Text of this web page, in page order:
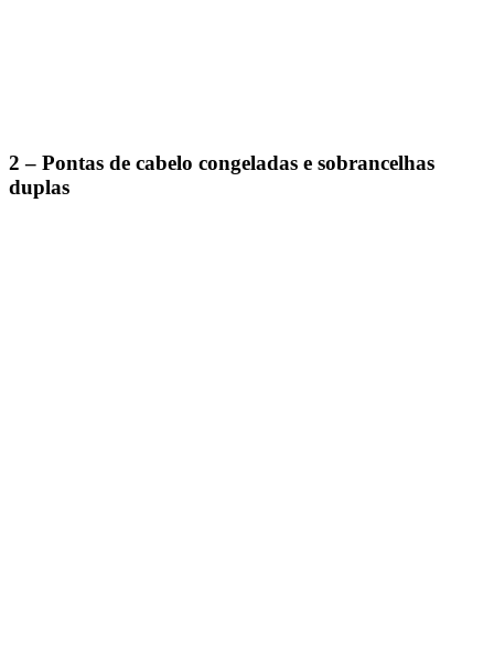
2 – Pontas de cabelo congeladas e sobrancelhas
duplas